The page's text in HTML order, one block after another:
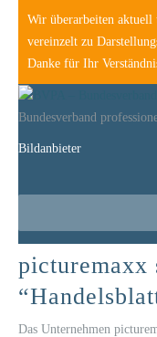
Wir überarbeiten aktuell
vereinzelt zu
Danke für Ihr
Bundesverband
Bildanbieter
picturemaxx
Das Unternehmen